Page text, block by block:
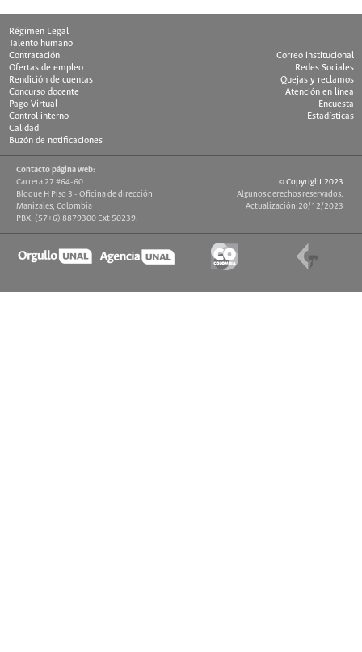
Régimen Legal
Talento humano
Contratación
Ofertas de empleo
Rendición de cuentas
Concurso docente
Pago Virtual
Control interno
Calidad
Buzón de notificaciones
Correo institucional
Redes Sociales
Quejas y reclamos
Atención en línea
Encuesta
Estadísticas
Contacto página web:
Carrera 27 #64-60
Bloque H Piso 3 - Oficina de dirección
Manizales, Colombia
PBX: (57+6) 8879300 Ext 50239.
© Copyright 2023
Algunos derechos reservados.
Actualización:20/12/2023